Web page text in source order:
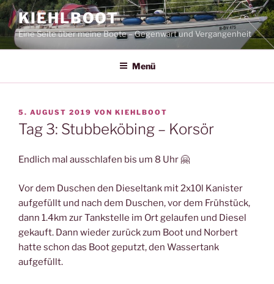
Zum
Inhalt
springen
KIEHLBOOT
Eine Seite über meine Boote – Gegenwart und Vergangenheit
Menü
VERÖFFENTLICHT
AM
5. AUGUST 2019 VON KIEHLBOOT
Tag 3: Stubbeköbing – Korsör
Endlich mal ausschlafen bis um 8 Uhr 🤗
Vor dem Duschen den Dieseltank mit 2x10l Kanister
aufgefüllt und nach dem Duschen, vor dem Frühstück,
dann 1.4km zur Tankstelle im Ort gelaufen und Diesel
gekauft. Dann wieder zurück zum Boot und Norbert
hatte schon das Boot geputzt, den Wassertank
aufgefüllt.